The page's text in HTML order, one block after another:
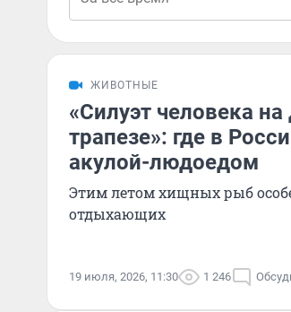
ЖИВОТНЫЕ
«Силуэт человека
трапезе»: где в
акулой-людоедом
Этим летом хищных рыб
отдыхающих
19 июля, 2026, 11:30 1 246